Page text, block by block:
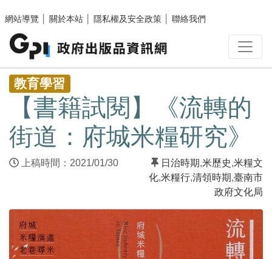
網站導覽
關於本站 隱私權及安全政策 聯絡我們
:::
教育學習
【書籍試閱】《流轉的
街道：府城米糧研究》
上稿時間：2021/01/30 日治時期,米歷史,米糧文
化,米糧行,清領時期,臺南市
政府文化局